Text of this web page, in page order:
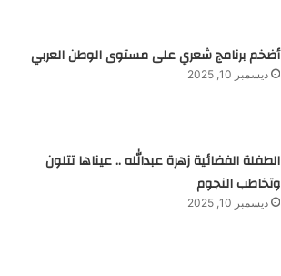
أضخم برنامج شعري على مستوى الوطن العربي
ديسمبر 10, 2025
الطفلة الفضائية زهرة عبدالله .. عيناها تتلون
وتخاطب النجوم
ديسمبر 10, 2025